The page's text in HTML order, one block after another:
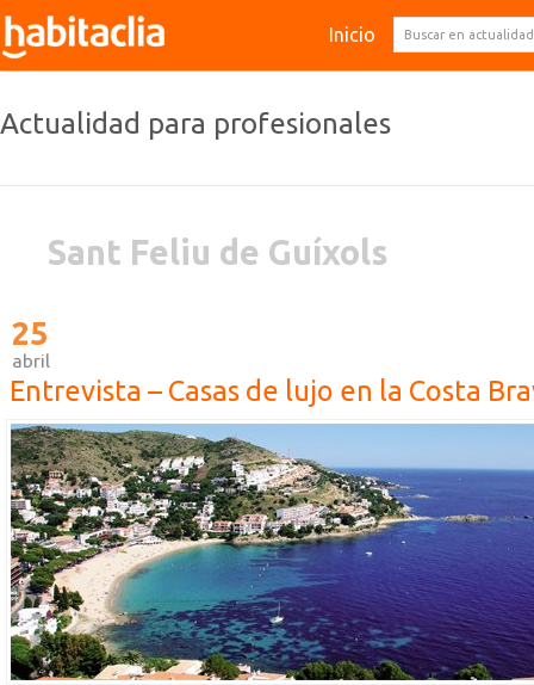
Inicio
Actualidad para profesionales
Sant Feliu de Guíxols
25
abril
Entrevista – Casas de lujo en la Costa